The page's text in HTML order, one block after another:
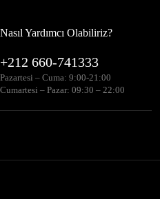
Nasıl Yardımcı Olabiliriz?
+212 660-741333
Pazartesi – Cuma: 9:00-21:00
Cumartesi – Pazar: 09:30 – 22:00